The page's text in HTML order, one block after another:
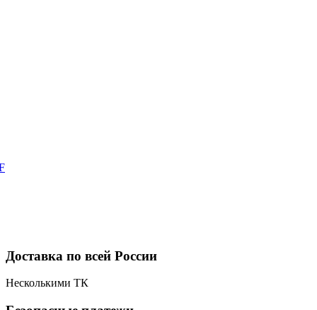
Доставка по всей России
Несколькими ТК